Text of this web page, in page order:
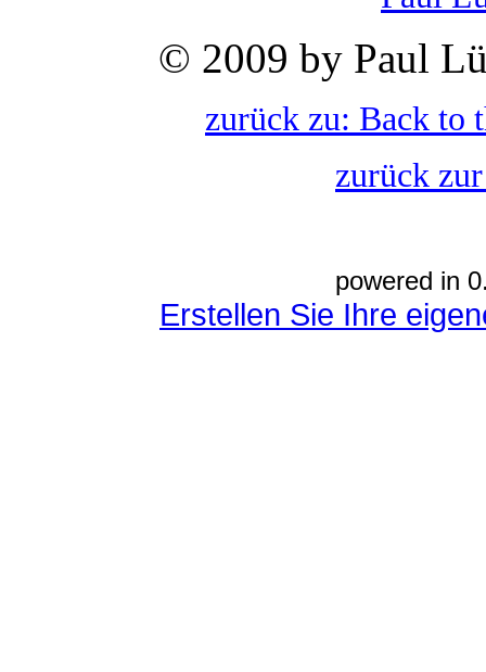
© 2009 by Paul
zurück zu: Back to
zurück
powered in
Erstellen Sie Ihre